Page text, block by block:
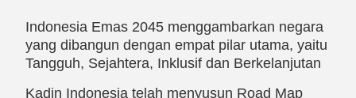
Indonesia Emas 2045 menggambarkan negara
yang dibangun dengan empat pilar utama, yaitu
Tangguh, Sejahtera, Inklusif dan Berkelanjutan
Kadin Indonesia telah menyusun Road Map